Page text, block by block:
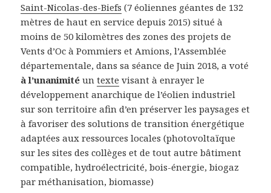
Saint-Nicolas-des-Biefs (7 éoliennes géantes de 132
mètres de haut en service depuis 2015) situé à
moins de 50 kilomètres des zones des projets de
Vents d’Oc à Pommiers et Amions, l’Assemblée
départementale, dans sa séance de Juin 2018, a voté
à l’unanimité untexte visant à enrayer le
développement anarchique de l’éolien industriel
sur son territoire afin d’en préserver les paysages et
à favoriser des solutions de transition énergétique
adaptées aux ressources locales (photovoltaïque
sur les sites des collèges et de tout autre bâtiment
compatible, hydroélectricité, bois-énergie, biogaz
par méthanisation, biomasse)